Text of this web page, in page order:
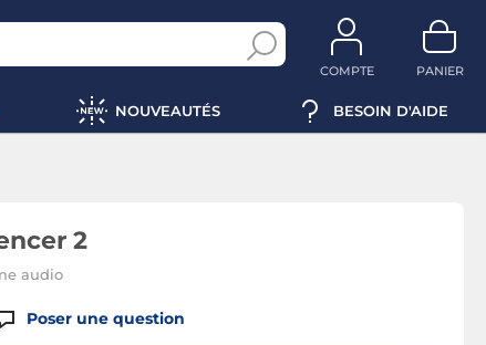
COMPTE PANIER
NOUVEAUTÉS BESOIN D'AIDE
2
audio
Poser une question